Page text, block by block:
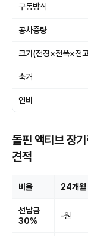
구동방식
공차중량
크기(전장×전폭×전
축거
연비
돌핀 액티브 장
견적
비율 24개월
선납금
30%
-원